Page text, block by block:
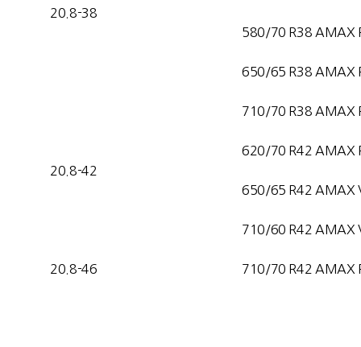
20.8-38
580/70 R38 AMAX
650/65 R38 AMAX
20.8-42
710/70 R38 AMAX
620/70 R42 AMAX
650/65 R42 AMAX
710/60 R42 AMAX
20.8-46 710/70 R42 AMAX